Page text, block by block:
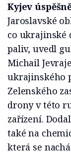
Kyjev
Jaroslavské
co ukrajinské
paliv, uvedl
Michail
ukrajinského
Zelenského
drony v této
zařízení.
také na
která se